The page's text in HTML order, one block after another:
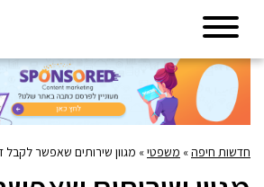
חדשות חיפה» משפטי» מגוון שירותים שאפשר לקבל